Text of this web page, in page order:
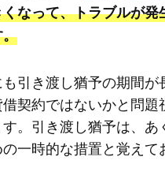
なって、トラブルが発
引き渡し猶予の期間が
契約ではないかと問題
す。引き渡し猶予は、あ
一時的な措置と覚えて